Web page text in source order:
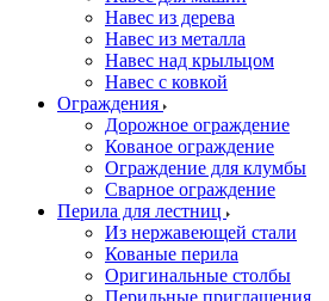
Навес из дерева
Навес из металла
Навес над крыльцом
Навес с ковкой
Ограждения
Дорожное ограждение
Кованое ограждение
Ограждение для клумбы
Сварное ограждение
Перила для лестниц
Из нержавеющей стали
Кованые перила
Оригинальные столбы
Перильные приглашения